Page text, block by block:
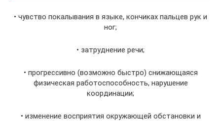
• чувство покалывания в языке, кончиках пальцев рук и
ног;
• затруднение речи;
• прогрессивно (возможно быстро) снижающаяся
физическая работоспособность, нарушение
координации;
• изменение восприятия окружающей обстановки и